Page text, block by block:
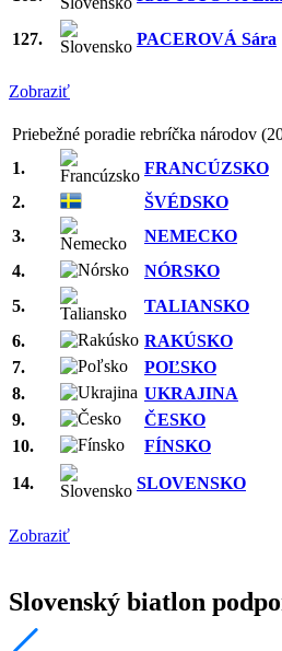
127. PACEROVÁ Sára
Zobraziť
Priebežné poradie rebríčka národov
1.
FRANCÚZSKO
2.
ŠVÉDSKO
3.
NEMECKO
4.
NÓRSKO
5.
TALIANSKO
6.
RAKÚSKO
7.
POĽSKO
8.
UKRAJINA
9.
ČESKO
10.
FÍNSKO
14.
SLOVENSKO
Zobraziť
Slovenský biatlon